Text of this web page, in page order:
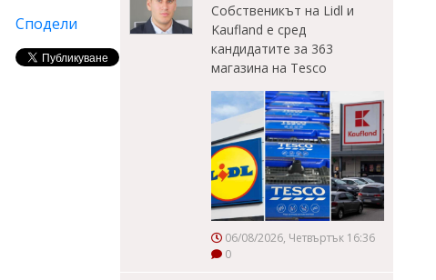
Сподели
Собственикът на Lidl и
Kaufland е сред
кандидатите за 363
магазина на Tesco
06/08/2026, Четвъртък 16:36
0